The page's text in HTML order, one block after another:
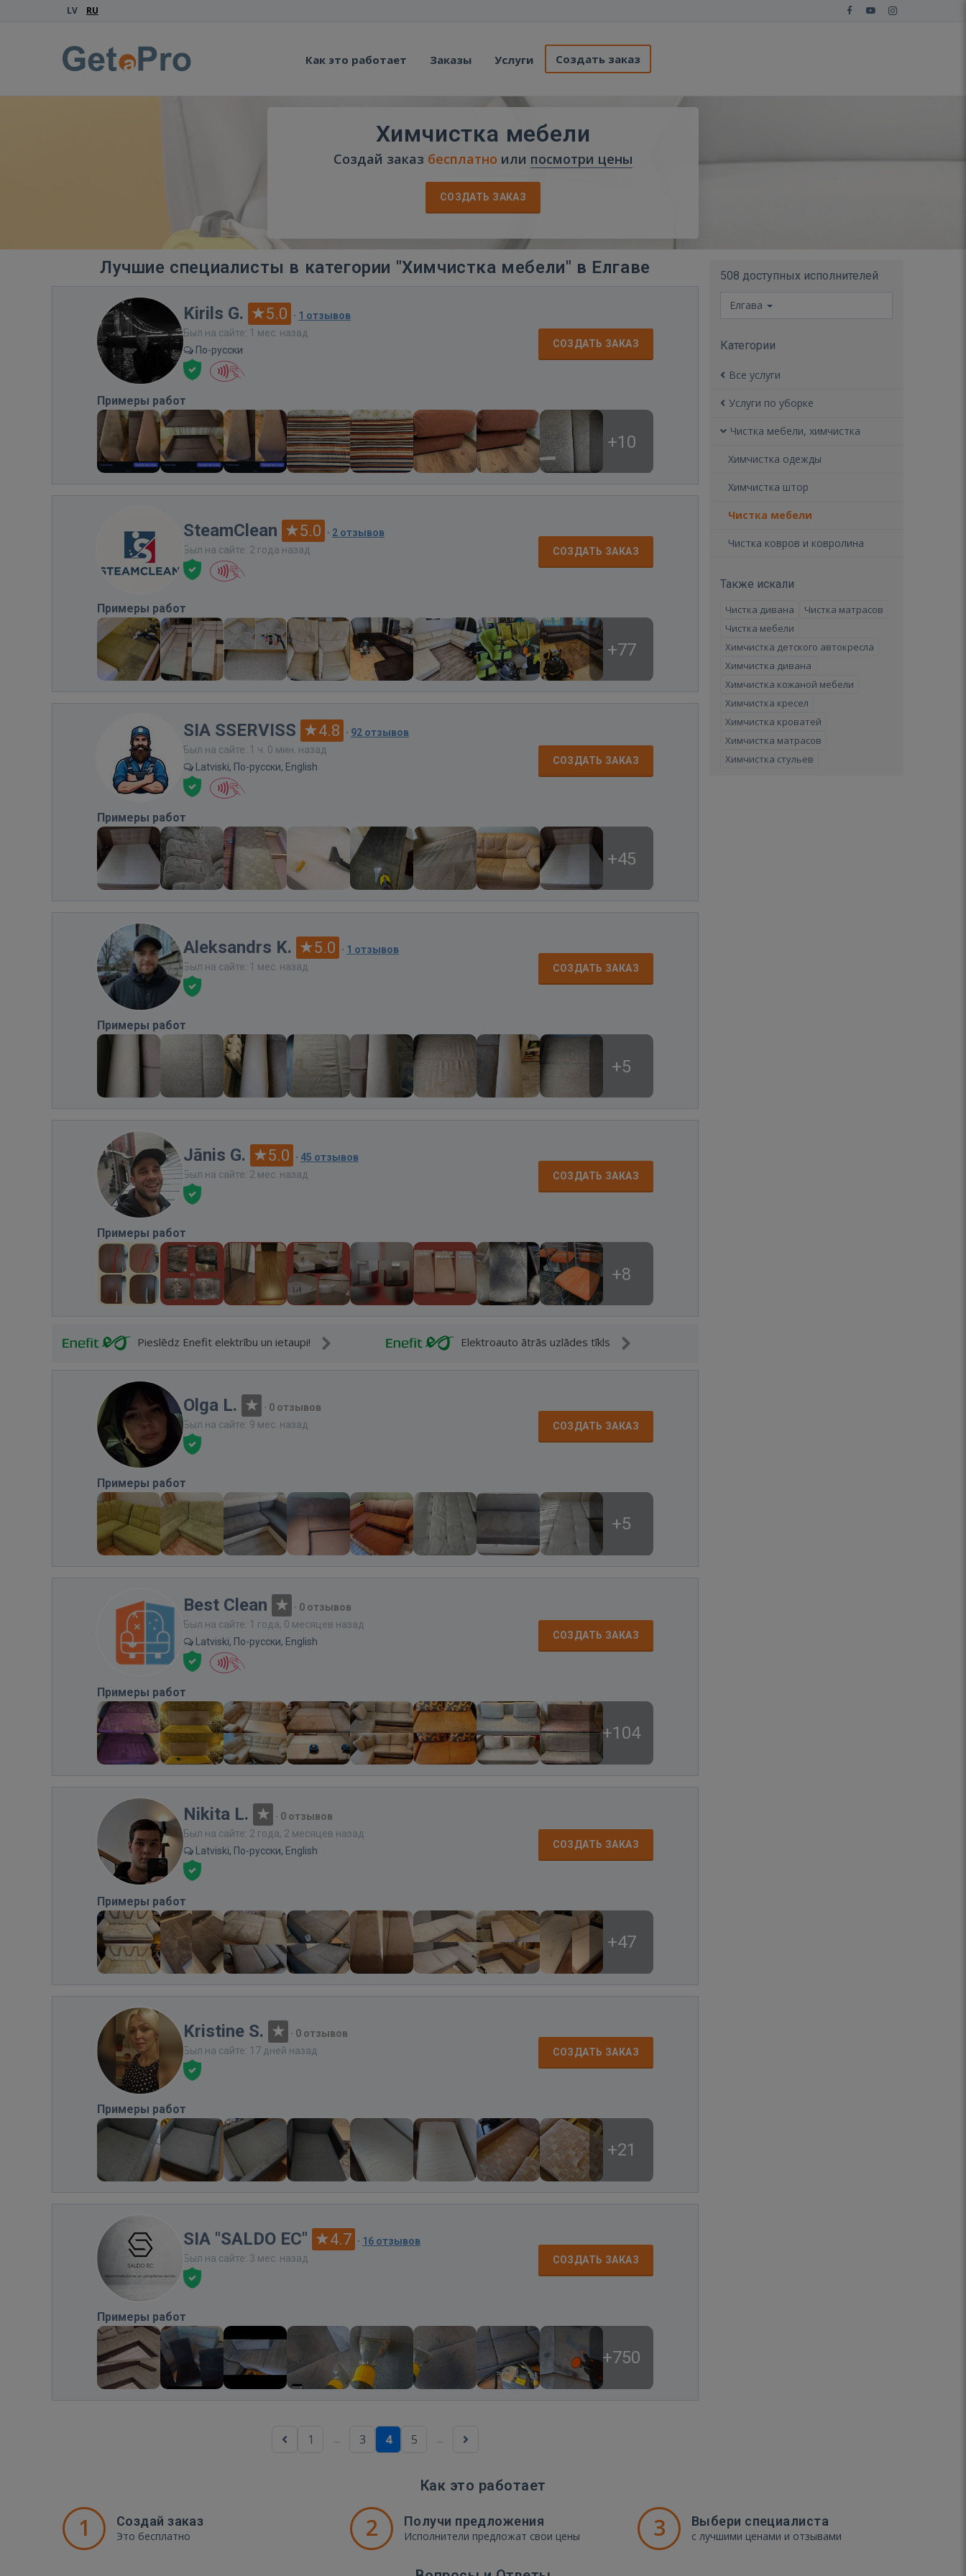
LV RU
Как это работает Заказы Услуги Создать заказ
Химчистка мебели
Создай заказ бесплатно или посмотри цены
СОЗДАТЬ ЗАКАЗ
Лучшие специалисты в категории "Химчистка мебели" в Елгаве
Kirils G. 5.0 · 1 отзывов
Был на сайте: 1 мес. назад
По-русски
СОЗДАТЬ ЗАКАЗ
Примеры работ
+10
SteamClean 5.0 · 2 отзывов
Был на сайте: 2 года назад
СОЗДАТЬ ЗАКАЗ
Примеры работ
+77
SIA SSERVISS 4.8 · 92 отзывов
Был на сайте: 1 ч. 0 мин. назад
Latviski, По-русски, English
СОЗДАТЬ ЗАКАЗ
Примеры работ
+45
Aleksandrs K. 5.0 · 1 отзывов
Был на сайте: 1 мес. назад
СОЗДАТЬ ЗАКАЗ
Примеры работ
+5
Jānis G. 5.0 · 45 отзывов
Был на сайте: 2 мес. назад
СОЗДАТЬ ЗАКАЗ
Примеры работ
+8
Pieslēdz Enefit elektrību un ietaupi! Elektroauto ātrās uzlādes tīkls
Olga L. · 0 отзывов
Был на сайте: 9 мес. назад
СОЗДАТЬ ЗАКАЗ
Примеры работ
+5
Best Clean · 0 отзывов
Был на сайте: 1 года, 0 месяцев назад
Latviski, По-русски, English
СОЗДАТЬ ЗАКАЗ
Примеры работ
+104
Nikita L. · 0 отзывов
Был на сайте: 2 года, 2 месяцев назад
Latviski, По-русски, English
СОЗДАТЬ ЗАКАЗ
Примеры работ
+47
Kristine S. · 0 отзывов
Был на сайте: 17 дней назад
СОЗДАТЬ ЗАКАЗ
Примеры работ
+21
SIA "SALDO EC" 4.7 · 16 отзывов
Был на сайте: 3 мес. назад
СОЗДАТЬ ЗАКАЗ
Примеры работ
+750
1 ... 3 4 5 ...
508 доступных исполнителей
Елгава
Категории
Все услуги
Услуги по уборке
Чистка мебели, химчистка
Химчистка одежды
Химчистка штор
Чистка мебели
Чистка ковров и ковролина
Также искали
Чистка дивана
Чистка матрасов
Чистка мебели
Химчистка детского автокресла
Химчистка дивана
Химчистка кожаной мебели
Химчистка кресел
Химчистка кроватей
Химчистка матрасов
Химчистка стульев
Как это работает
1 Создай заказ
Это бесплатно 2 Получи предложения
Исполнители предложат свои цены 3 Выбери специалиста
с лучшими ценами и отзывами